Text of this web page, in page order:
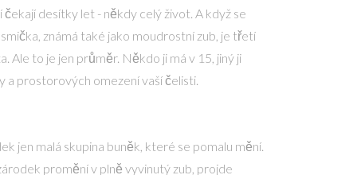
desítky let - někdy celý život. A když se
známá také jako moudrostní zub, je třetí
Ale to je jen průměr. Někdo ji má v 15, jiný ji
a prostorových omezení vaší čelisti.
jen malá skupina buněk, které se pomalu mění.
promění v plně vyvinutý zub, projde